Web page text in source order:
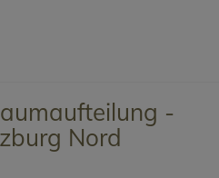
-
Nord